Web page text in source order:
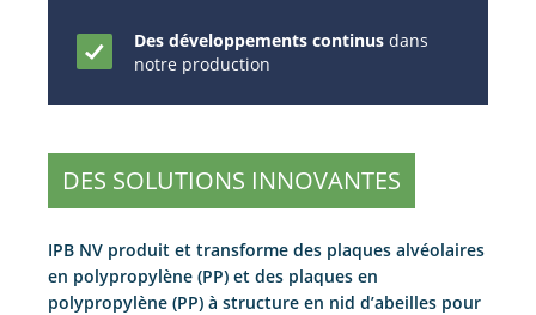
Des développements continus dans
notre production
DES SOLUTIONS INNOVANTES
IPB NV produit et transforme des plaques alvéolaires
en polypropylène (PP) et des plaques en
polypropylène (PP) à structure en nid d’abeilles pour